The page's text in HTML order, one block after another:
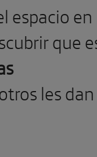
espacio en
que
les dan